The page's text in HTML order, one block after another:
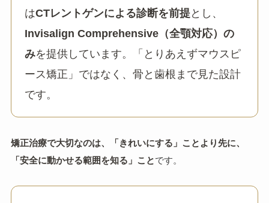
はCTレントゲンによる診断を前提とし、
Invisalign Comprehensive（全顎対応）の
みを提供しています。「とりあえずマウスピ
ース矯正」ではなく、骨と歯根まで見た設計
です。
矯正治療で大切なのは、「きれいにする」ことより先に、
「安全に動かせる範囲を知る」ことです。